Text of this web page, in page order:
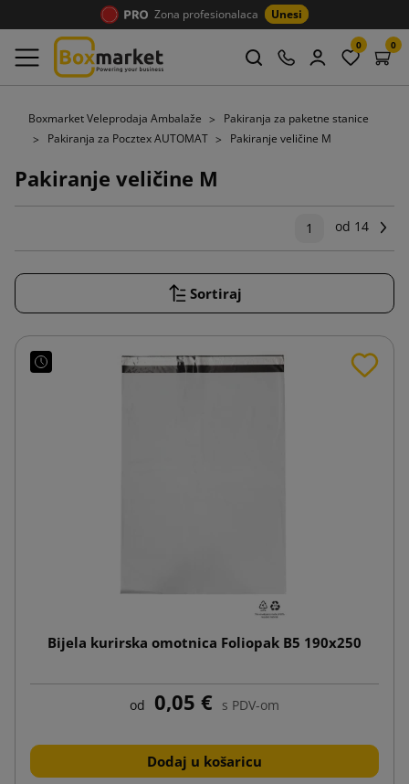
Zona profesionalaca Unesi
0 0
Boxmarket Veleprodaja Ambalaže
Pakiranja za paketne stanice
Pakiranja za Pocztex AUTOMAT
Pakiranje veličine M
Pakiranje veličine M
1 od 14
Sortiraj
Bijela kurirska omotnica Foliopak B5 190x250
od 0,05 € s PDV-om
Dodaj u košaricu